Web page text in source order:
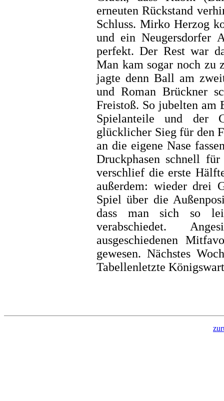
erneuten Rückstand
Schluss. Mirko Herzog
und ein
perfekt. Der Rest war
Man kam sogar noch
jagte denn Ball am
und Roman Brückner
Freistoß. So jubelten am
Spielanteile und der
glücklicher Sieg für den
an die eigene Nase
Druckphasen schnell
verschlief die erste
außerdem: wieder drei
Spiel über die
dass man sich so
verabschiedet.
ausgeschiedenen
gewesen. Nächstes
Tabellenletzte